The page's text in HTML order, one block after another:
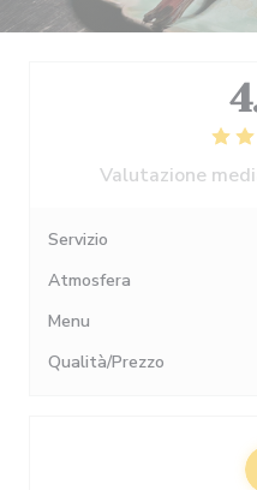
Valutazione
Servizio
Atmosfera
Menu
Qualità/Prezzo